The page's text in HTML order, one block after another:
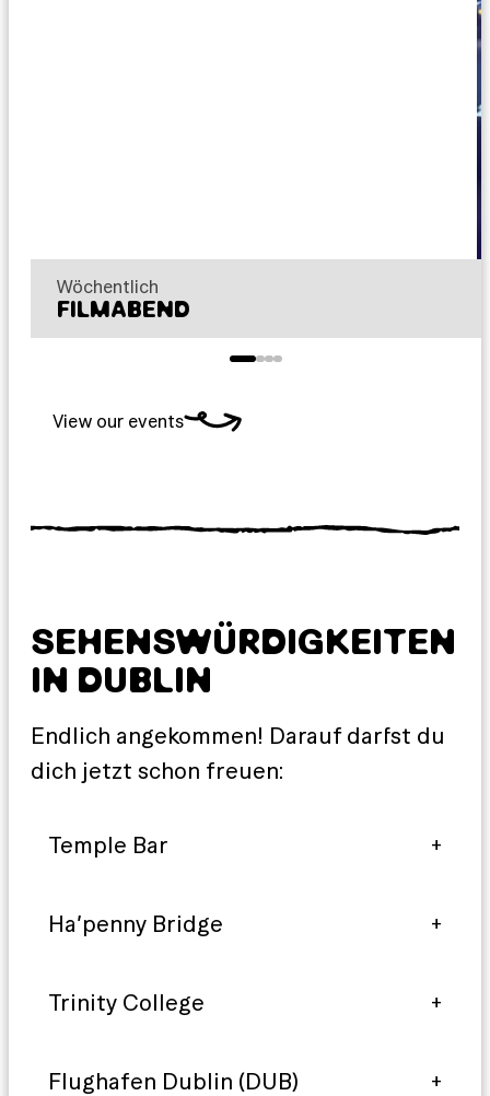
Wöchentlich
FILMABEND
View our events
SEHENSWÜRDIGKEITEN
IN DUBLIN
Endlich angekommen! Darauf darfst du
dich jetzt schon freuen:
Temple Bar
Ha’penny Bridge
Trinity College
Flughafen Dublin (DUB)